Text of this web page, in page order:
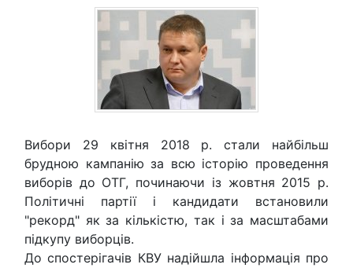
Вибори 29 квітня 2018 р. стали найбільш
брудною кампанію за всю історію проведення
виборів до ОТГ, починаючи із жовтня 2015 р.
Політичні партії і кандидати встановили
"рекорд" як за кількістю, так і за масштабами
підкупу виборців.
До спостерігачів КВУ надійшла інформація про